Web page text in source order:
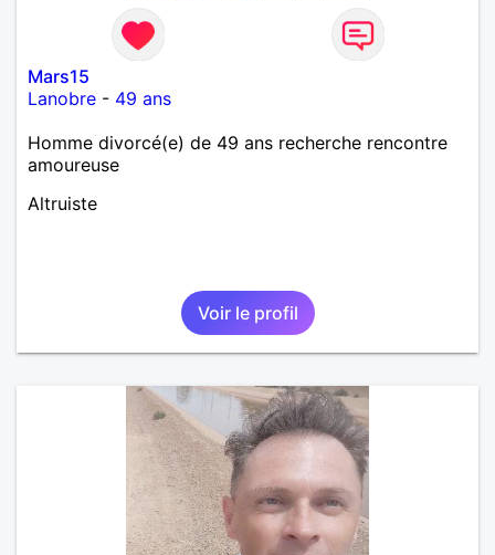
Mars15
Lanobre - 49 ans
Homme divorcé(e) de 49 ans recherche rencontre
amoureuse
Altruiste
Voir le profil